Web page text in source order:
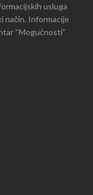
usluga
način. Informacije
“Mogućnosti”